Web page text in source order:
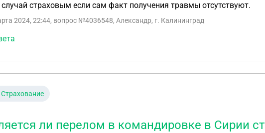
случай страховым если сам факт получения травмы отсутствуют.
2024, 22:44, вопрос №4036548, Александр, г. Калининград
Страхование
ли перелом в командировке в Сирии